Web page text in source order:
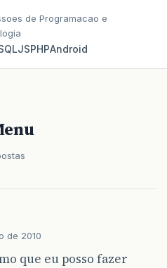
de Programacao e
JSPHPAndroid
de 2010
que eu posso fazer